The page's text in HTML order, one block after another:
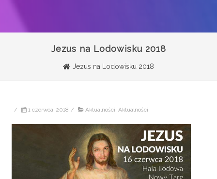
Jezus na Lodowisku 2018
Jezus na Lodowisku 2018
/ 1 czerwca, 2018 / Aktualności, Aktualności